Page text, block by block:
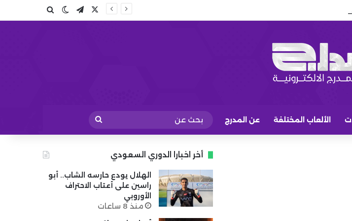
على أعتاب الاحتراف الأوروبي تيلقرامالوضع المظلم
بحث عن
الألعاب المختلفة عن المدرج
بحث
عن
أخر اخبارا الدوري السعودي
الهلال يودع حارسه الشاب.. أبو
راسين على أعتاب الاحتراف
الأوروبي
منذ 8 ساعات